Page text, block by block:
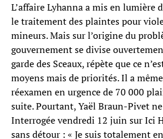
L’affaire Lyhanna a mis en lumière
le traitement des plaintes pour
mineurs. Mais sur l’origine du
gouvernement se divise
garde des Sceaux, répète que ce
moyens mais de priorités. Il a
réexamen en urgence de 70 000
suite. Pourtant, Yaël Braun-Pivet ne
Interrogée vendredi 12 juin sur Ici
sans détour : « Je suis totalement